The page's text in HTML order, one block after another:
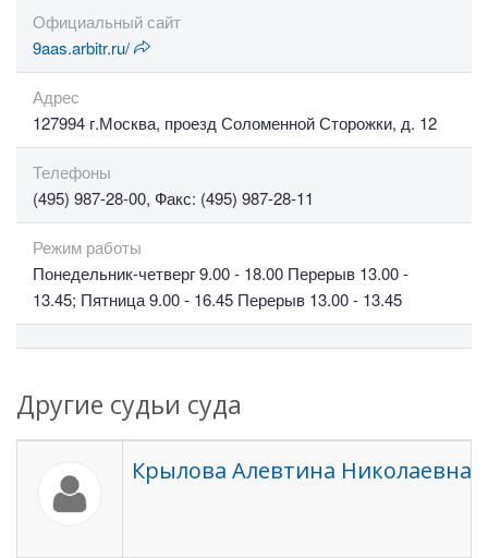
Официальный сайт
9aas.arbitr.ru/
Адрес
127994 г.Москва, проезд Соломенной Сторожки, д. 12
Телефоны
(495) 987-28-00, Факс: (495) 987-28-11
Режим работы
Понедельник-четверг 9.00 - 18.00 Перерыв 13.00 -
13.45; Пятница 9.00 - 16.45 Перерыв 13.00 - 13.45
Другие судьи суда
Крылова Алевтина Николаевна